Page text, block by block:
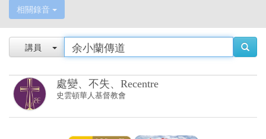
相關錄音
講員
處變、不失、Recentre
史雲頓華人基督教會